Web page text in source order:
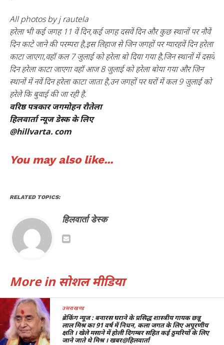
All photos by j rautela
हरेला भी कई जगह 11 वें दिन,कई जगह दसवें दिन और कुछ स्थानों पर नौवें
दिन काटे जाने की परम्परा है,इस लिहाज से जिन जगहों पर ग्यारहवें दिन हरेला
काटा जाएगा,वहॉ कल 7 जुलाई को हरेला बो दिया गया है,जिन स्थानों में दसवें
दिन हरेला काटा जाएगा वहॉ आज 8 जुलाई को हरेला बोया गया और जिन
स्थानों में नवें दिन हरेला काटा जाता है,उन जगहों पर घरों में कल 9 जुलाई को
हरेले कि बुवाई की जा रही है.
वरिष्ठ पत्रकार जगमोहन रौतेला
हिलवार्ता न्यूज डेस्क के लिए
@hillvarta. com
You may also like...
RELATED TOPICS:
हिलवार्ता डेस्क
More in सोशल मीडिया
उत्तराखण्ड
ब्रेकिंग न्यूज : बनारस घराने के प्रसिद्ध शास्त्रीय गायक छन्नू
लाल मिश्र का 91 वर्ष में निधन, कला जगत के लिए अपूरणीय
क्षति । खेले मसाने में होली दिगम्बर सहित कई ठुमरियों के लिए
जाने जाते थे मिश्र । खबर@हिलवार्ता